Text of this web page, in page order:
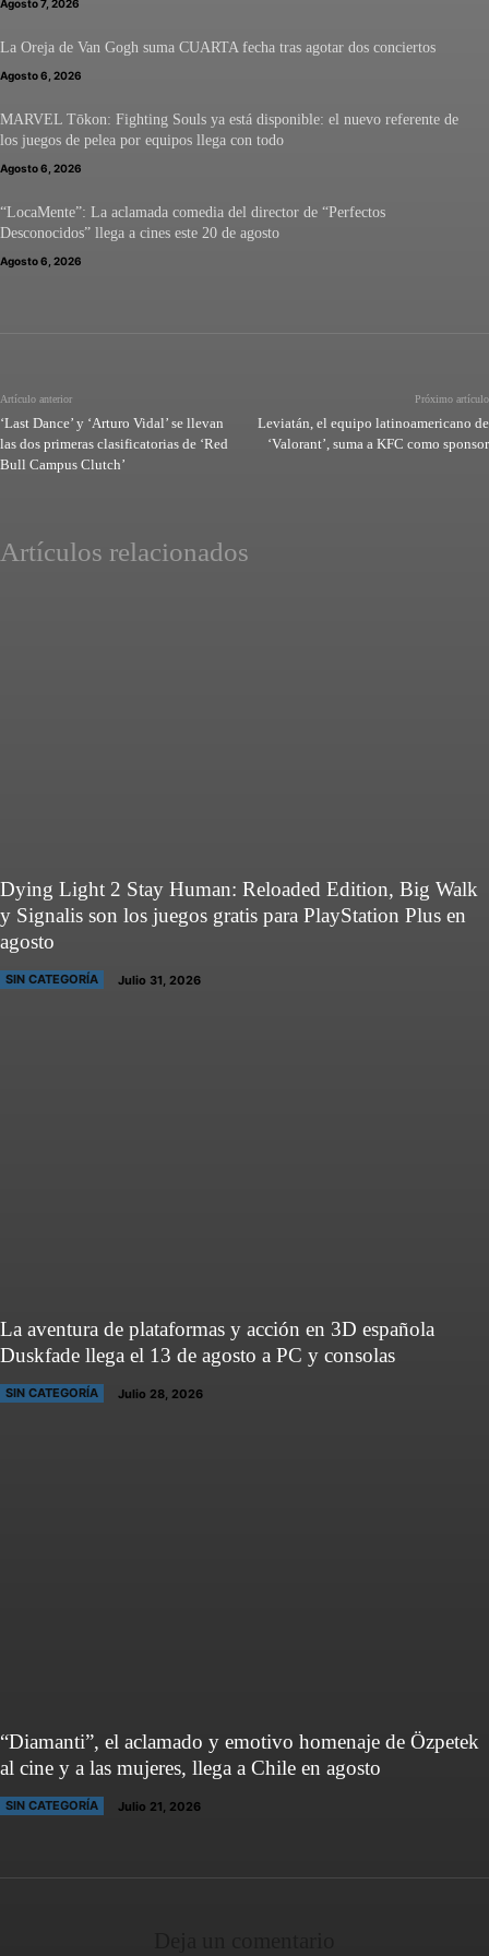
Agosto 7, 2026
La Oreja de Van Gogh suma CUARTA fecha tras agotar dos conciertos
Agosto 6, 2026
MARVEL Tōkon: Fighting Souls ya está disponible: el nuevo referente de
los juegos de pelea por equipos llega con todo
Agosto 6, 2026
“LocaMente”: La aclamada comedia del director de “Perfectos
Desconocidos” llega a cines este 20 de agosto
Agosto 6, 2026
Artículo anterior
‘Last Dance’ y ‘Arturo Vidal’ se llevan
las dos primeras clasificatorias de ‘Red
Bull Campus Clutch’
Próximo artículo
Leviatán, el equipo latinoamericano de
‘Valorant’, suma a KFC como sponsor
Artículos relacionados
Dying Light 2 Stay Human: Reloaded Edition, Big Walk
y Signalis son los juegos gratis para PlayStation Plus en
agosto
SIN CATEGORÍA Julio 31, 2026
La aventura de plataformas y acción en 3D española
Duskfade llega el 13 de agosto a PC y consolas
SIN CATEGORÍA Julio 28, 2026
“Diamanti”, el aclamado y emotivo homenaje de Özpetek
al cine y a las mujeres, llega a Chile en agosto
SIN CATEGORÍA Julio 21, 2026